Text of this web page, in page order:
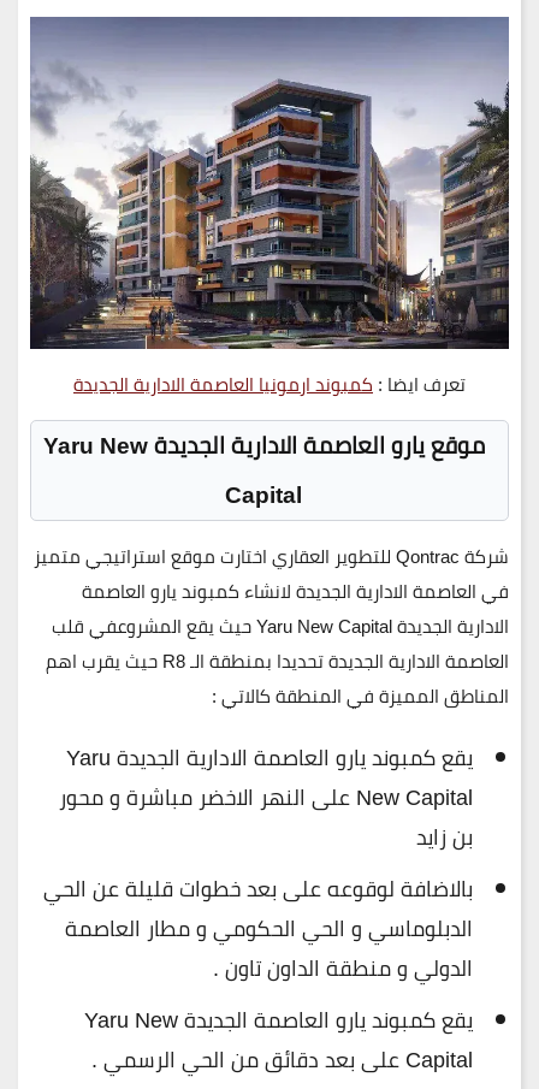
تعرف ايضا :كمبوند ارمونيا العاصمة الادارية الجديدة
موقع يارو العاصمة الادارية الجديدة Yaru New
Capital
شركة Qontrac للتطوير العقاري اختارت موقع استراتيجي متميز
في العاصمة الادارية الجديدة لانشاء كمبوند يارو العاصمة
الادارية الجديدة Yaru New Capital حيث يقع المشروعفي قلب
العاصمة الادارية الجديدة تحديدا بمنطقةالـ R8
حيث يقرب اهم
المناطق المميزة في المنطقة كالاتي :
يقع كمبوند يارو العاصمة الادارية الجديدة Yaru
New Capital على النهر الاخضر مباشرة و محور
بن زايد
بالاضافة لوقوعه على بعد خطوات قليلة عن الحي
الدبلوماسي و الحي الحكومي و مطار العاصمة
الدولي و منطقة الداون تاون .
يقع كمبوند يارو العاصمة الجديدة Yaru New
Capital على بعد دقائق من الحي الرسمي .